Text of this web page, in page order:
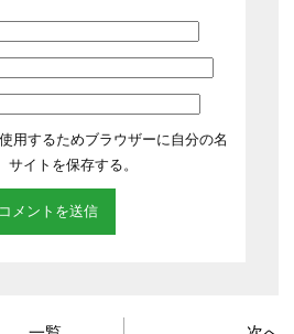
用するためブラウザーに自分の名
イトを保存する。